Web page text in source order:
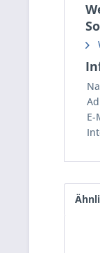
E-